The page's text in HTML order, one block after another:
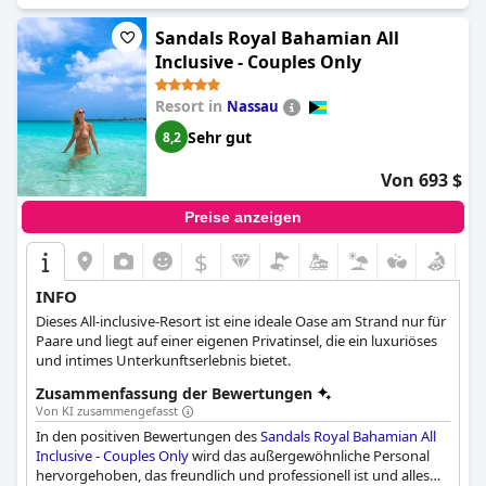
Annehmlichkeiten für die ganze Familie, die man genießen kann.
Die Betten sind bequem und die Anlage bietet trotz der hohen
Preise ein wahrhaft luxuriöses Erlebnis. Insgesamt beschreiben
die Gäste dieses Resort als fantastisch, meravigliosa und wirklich
luxuriös.
Sandals Royal Bahamian All
Inclusive - Couples Only
Resort in Nassau
8,2 Sehr gut
Von 693 $
Preise anzeigen
$
INFO
Dieses All-inclusive-Resort ist eine ideale Oase am Strand nur für
Paare und liegt auf einer eigenen Privatinsel, die ein luxuriöses
und intimes Unterkunftserlebnis bietet.
Zusammenfassung der Bewertungen
Von KI zusammengefasst
In den positiven Bewertungen desSandals Royal Bahamian All
Inclusive - Couples Onlywird das außergewöhnliche Personal
hervorgehoben, das freundlich und professionell ist und alles